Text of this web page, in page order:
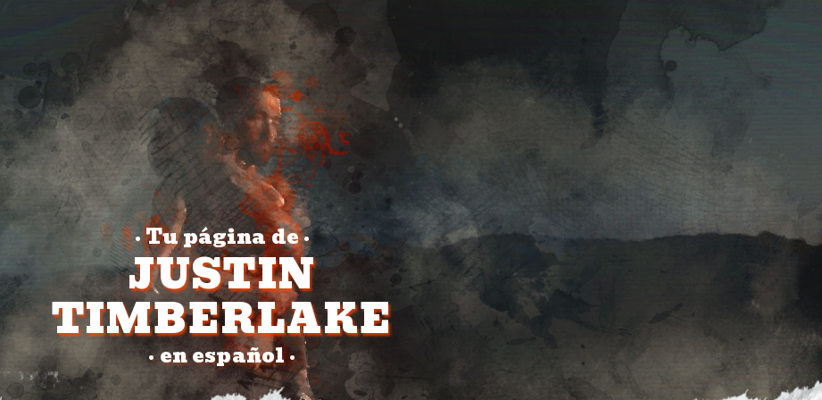
•Tu página de•
JUSTIN
TIMBERLAKE
•en español•